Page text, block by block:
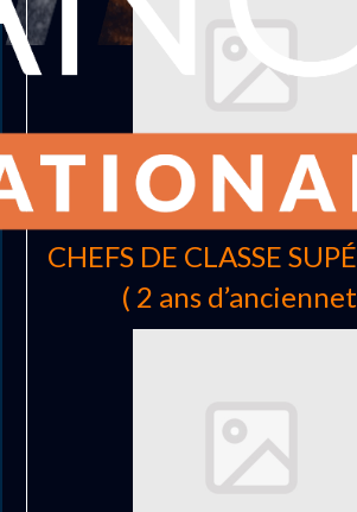
PROFILES 2026
CHEFS DE CLASSE
( 2 ans